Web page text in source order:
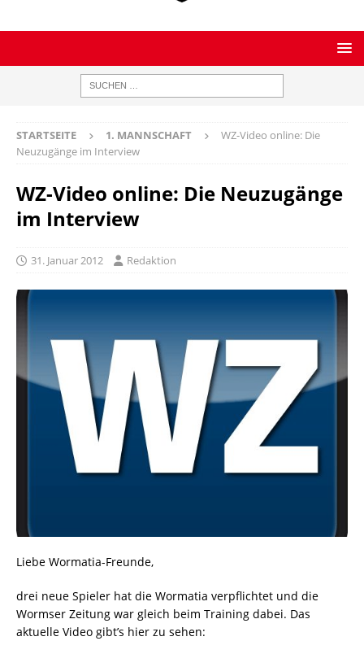
STARTSEITE 1. MANNSCHAFT
WZ-Video online: Die
Neuzugänge im Interview
WZ-Video online: Die Neuzugänge
im Interview
31. Januar 2012 Redaktion
Liebe Wormatia-Freunde,
drei neue Spieler hat die Wormatia verpflichtet und die
Wormser Zeitung war gleich beim Training dabei. Das
aktuelle Video gibt’s hier zu sehen: